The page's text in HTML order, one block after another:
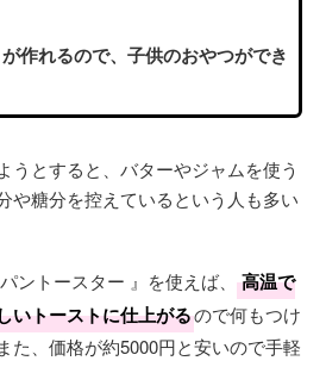
作れるので、子供のおやつができ
うとすると、バターやジャムを使う
や糖分を控えているという人も多い
ントースター 』を使えば、
高温で
いトーストに仕上がるので何もつけ
た、価格が約5000円と安いので手軽